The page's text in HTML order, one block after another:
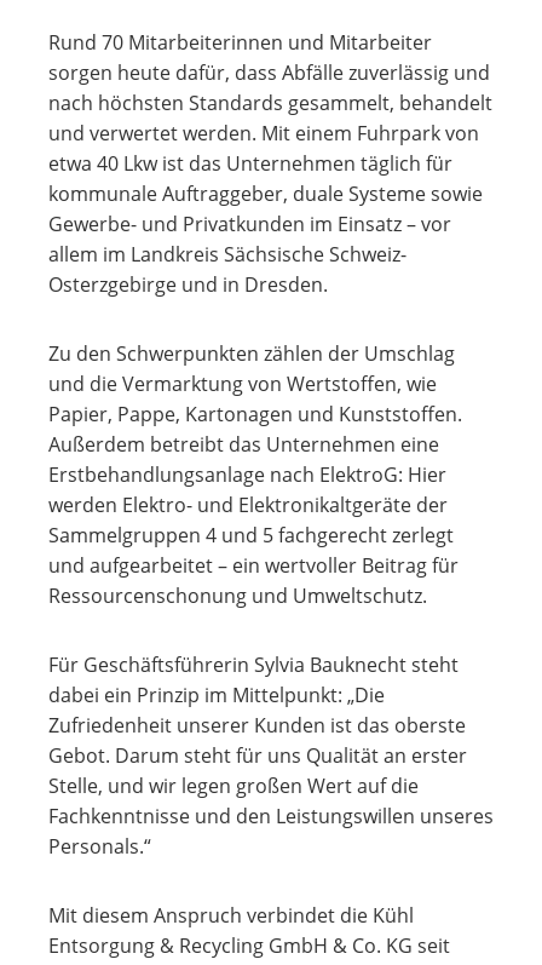
Rund 70 Mitarbeiterinnen und Mitarbeiter
sorgen heute dafür, dass Abfälle zuverlässig und
nach höchsten Standards gesammelt, behandelt
und verwertet werden. Mit einem Fuhrpark von
etwa 40 Lkw ist das Unternehmen täglich für
kommunale Auftraggeber, duale Systeme sowie
Gewerbe- und Privatkunden im Einsatz – vor
allem im Landkreis Sächsische Schweiz-
Osterzgebirge und in Dresden.
Zu den Schwerpunkten zählen der Umschlag
und die Vermarktung von Wertstoffen, wie
Papier, Pappe, Kartonagen und Kunststoffen.
Außerdem betreibt das Unternehmen eine
Erstbehandlungsanlage nach ElektroG: Hier
werden Elektro- und Elektronikaltgeräte der
Sammelgruppen 4 und 5 fachgerecht zerlegt
und aufgearbeitet – ein wertvoller Beitrag für
Ressourcenschonung und Umweltschutz.
Für Geschäftsführerin Sylvia Bauknecht steht
dabei ein Prinzip im Mittelpunkt: „Die
Zufriedenheit unserer Kunden ist das oberste
Gebot. Darum steht für uns Qualität an erster
Stelle, und wir legen großen Wert auf die
Fachkenntnisse und den Leistungswillen unseres
Personals.“
Mit diesem Anspruch verbindet die Kühl
Entsorgung & Recycling GmbH & Co. KG seit